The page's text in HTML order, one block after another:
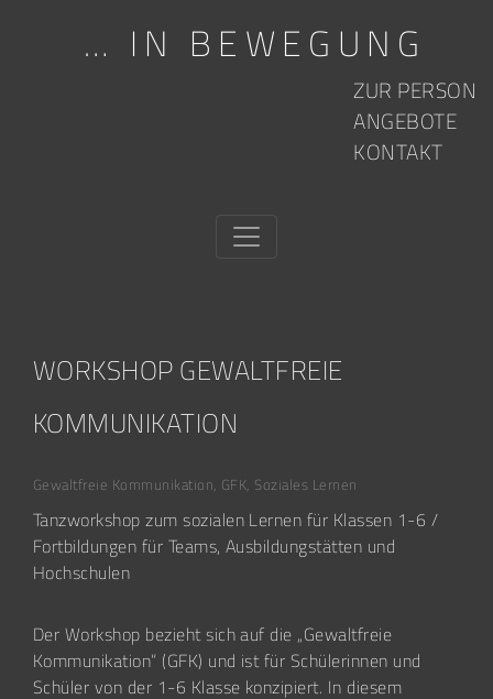
… IN BEWEGUNG
ZUR PERSON
ANGEBOTE
KONTAKT
WORKSHOP GEWALTFREIE
KOMMUNIKATION
Gewaltfreie Kommunikation, GFK, Soziales Lernen
Tanzworkshop zum sozialen Lernen für Klassen 1-6 /
Fortbildungen für Teams, Ausbildungstätten und
Hochschulen
Der Workshop bezieht sich auf die „Gewaltfreie
Kommunikation“ (GFK) und ist für Schülerinnen und
Schüler von der 1-6 Klasse konzipiert. In diesem